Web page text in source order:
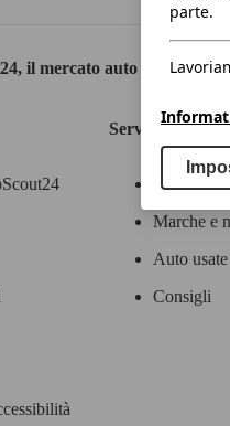
il mercato auto europeo.
Servizi
Contatti
Marche e
Auto
Consigli
parte.